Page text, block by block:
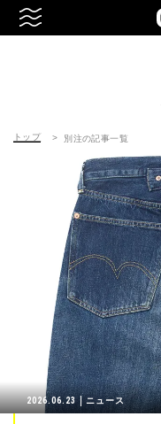
トップ 別注の記事一覧
2026.06.23 ニュース